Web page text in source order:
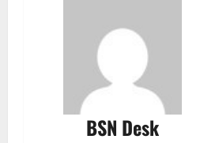
BSN Desk